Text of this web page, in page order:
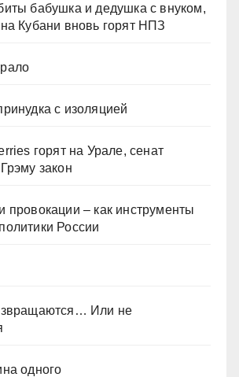
бабушка и дедушка с внуком,
Кубани вновь горят НПЗ
с изоляцией
горят на Урале, сенат
закон
провокации – как инструменты
России
Или не
одного